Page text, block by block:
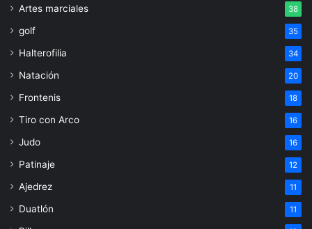
Artes marciales 38
golf 35
Halterofilia 34
Natación 20
Frontenis 18
Tiro con Arco 16
Judo 16
Patinaje 12
Ajedrez 11
Duatlón 11